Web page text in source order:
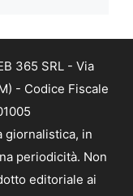
365 SRL - Via
- Codice Fiscale
giornalistica, in
periodicità. Non
editoriale ai